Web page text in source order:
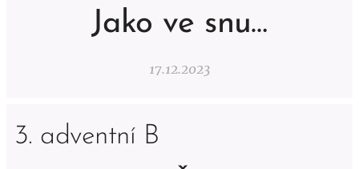
Jako ve snu…
17.12.2023
3. adventní B